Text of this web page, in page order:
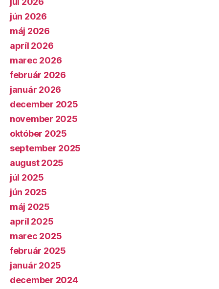
jún 2026
máj 2026
apríl 2026
marec 2026
február 2026
január 2026
december 2025
november 2025
október 2025
september 2025
august 2025
júl 2025
jún 2025
máj 2025
apríl 2025
marec 2025
február 2025
január 2025
december 2024